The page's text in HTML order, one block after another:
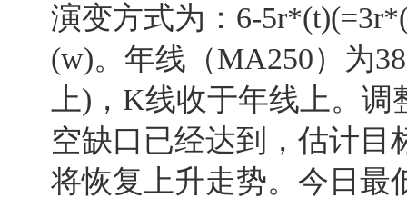
演变方式为：6-
(w)。年线（MA250）为
上)，K线收于年线上。
空缺口已经达到，估计目
将恢复上升走势。今日最